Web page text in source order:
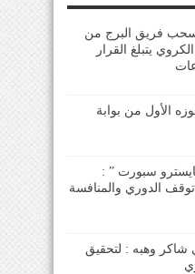
فريق البرج من
يتبلغ القرار
الأول من بوابة
سبورت ” :
الدوري والمنافسة
شاكر وهبه : لتحقيق